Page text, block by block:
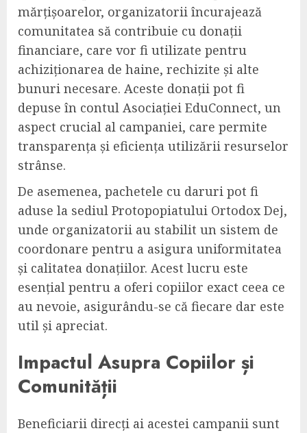
mărțișoarelor, organizatorii încurajează
comunitatea să contribuie cu donații
financiare, care vor fi utilizate pentru
achiziționarea de haine, rechizite și alte
bunuri necesare. Aceste donații pot fi
depuse în contul Asociației EduConnect, un
aspect crucial al campaniei, care permite
transparența și eficiența utilizării resurselor
strânse.
De asemenea, pachetele cu daruri pot fi
aduse la sediul Protopopiatului Ortodox Dej,
unde organizatorii au stabilit un sistem de
coordonare pentru a asigura uniformitatea
și calitatea donațiilor. Acest lucru este
esențial pentru a oferi copiilor exact ceea ce
au nevoie, asigurându-se că fiecare dar este
util și apreciat.
Impactul Asupra Copiilor și
Comunității
Beneficiarii direcți ai acestei campanii sunt